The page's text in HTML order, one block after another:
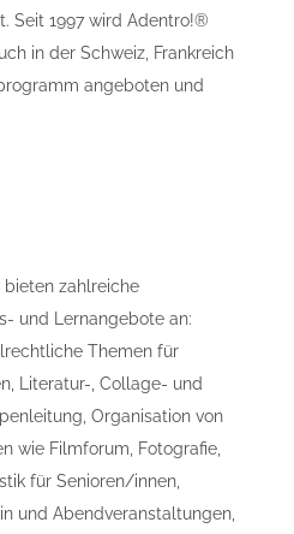
Seit 1997 wird Adentro!®
in der Schweiz, Frankreich
angeboten und
bieten zahlreiche
und Lernangebote an:
Themen für
Literatur-, Collage- und
Organisation von
wie Filmforum, Fotografie,
für Senioren/innen,
und Abend­veran­staltungen,